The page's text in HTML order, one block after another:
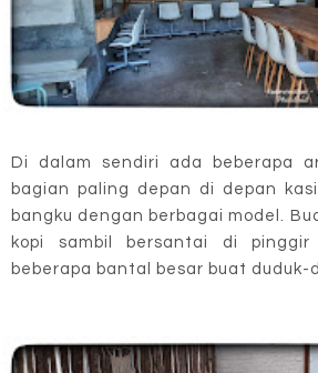
Di dalam sendiri ada beberapa
bagian paling depan di depan
bangku dengan berbagai model.
kopi sambil bersantai di pinggir
beberapa bantal besar buat duduk-